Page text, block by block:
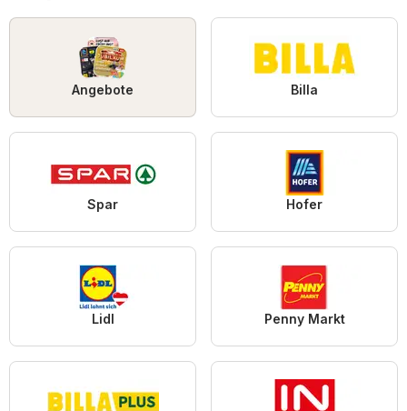
Angebote Billa
Spar Hofer
Lidl Penny Markt